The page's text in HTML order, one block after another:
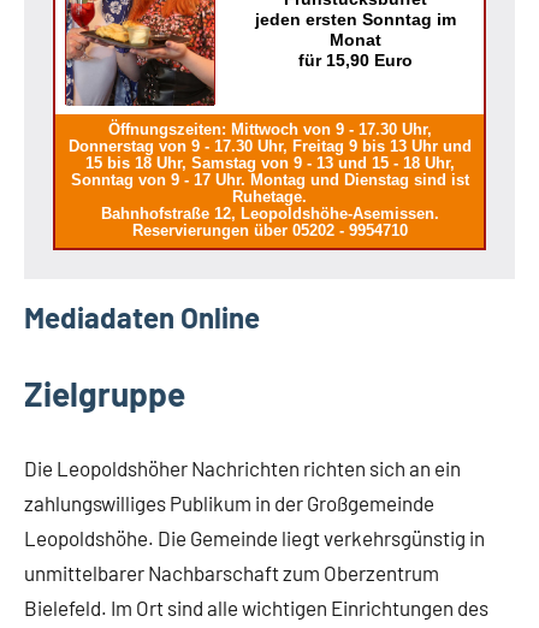
jeden ersten Sonntag im
Monat
für 15,90 Euro
Öffnungszeiten: Mittwoch von 9 - 17.30 Uhr,
Donnerstag von 9 - 17.30 Uhr, Freitag 9 bis 13 Uhr und
15 bis 18 Uhr, Samstag von 9 - 13 und 15 - 18 Uhr,
Sonntag von 9 - 17 Uhr. Montag und Dienstag sind ist
Ruhetage.
Bahnhofstraße 12, Leopoldshöhe-Asemissen.
Reservierungen über 05202 - 9954710
Mediadaten Online
Zielgruppe
Die Leopoldshöher Nachrichten richten sich an ein
zahlungswilliges Publikum in der Großgemeinde
Leopoldshöhe. Die Gemeinde liegt verkehrsgünstig in
unmittelbarer Nachbarschaft zum Oberzentrum
Bielefeld. Im Ort sind alle wichtigen Einrichtungen des